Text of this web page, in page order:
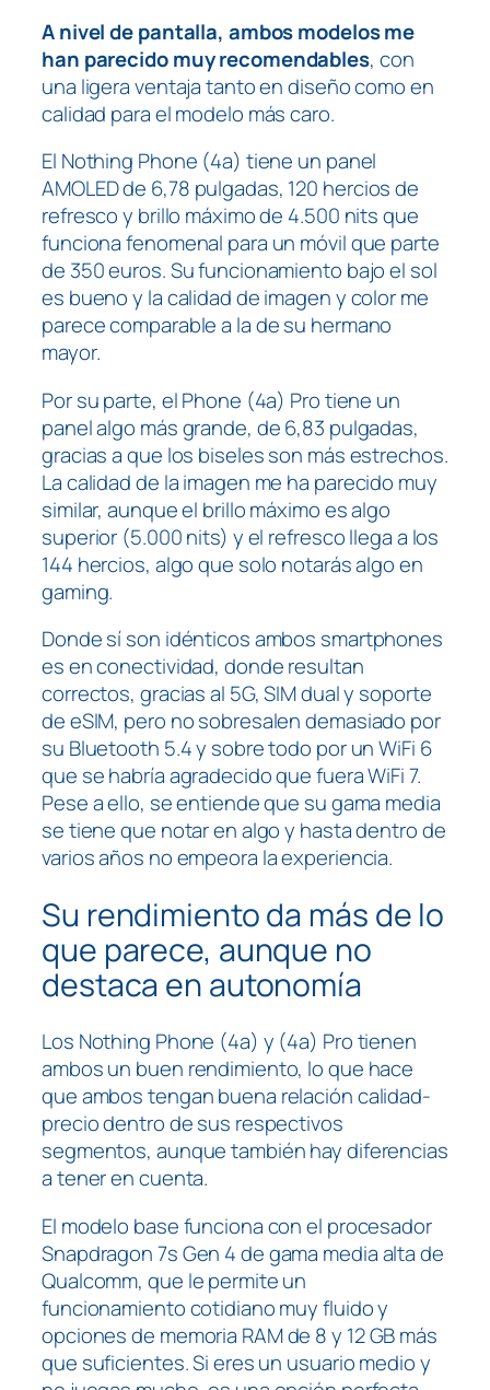
A nivel de pantalla, ambos modelos me
han parecido muy recomendables, con
una ligera ventaja tanto en diseño como en
calidad para el modelo más caro.
El Nothing Phone (4a) tiene un panel
AMOLED de 6,78 pulgadas, 120 hercios de
refresco y brillo máximo de 4.500 nits que
funciona fenomenal para un móvil que parte
de 350 euros. Su funcionamiento bajo el sol
es bueno y la calidad de imagen y color me
parece comparable a la de su hermano
mayor.
Por su parte, el Phone (4a) Pro tiene un
panel algo más grande, de 6,83 pulgadas,
gracias a que los biseles son más estrechos.
La calidad de la imagen me ha parecido muy
similar, aunque el brillo máximo es algo
superior (5.000 nits) y el refresco llega a los
144 hercios, algo que solo notarás algo en
gaming.
Donde sí son idénticos ambos smartphones
es en conectividad, donde resultan
correctos, gracias al 5G, SIM dual y soporte
de eSIM, pero no sobresalen demasiado por
su Bluetooth 5.4 y sobre todo por un WiFi 6
que se habría agradecido que fuera WiFi 7.
Pese a ello, se entiende que su gama media
se tiene que notar en algo y hasta dentro de
varios años no empeora la experiencia.
Su rendimiento da más de lo
que parece, aunque no
destaca en autonomía
Los Nothing Phone (4a) y (4a) Pro tienen
ambos un buen rendimiento, lo que hace
que ambos tengan buena relación calidad-
precio dentro de sus respectivos
segmentos, aunque también hay diferencias
a tener en cuenta.
El modelo base funciona con el procesador
Snapdragon 7s Gen 4 de gama media alta de
Qualcomm, que le permite un
funcionamiento cotidiano muy fluido y
opciones de memoria RAM de 8 y 12 GB más
que suficientes. Si eres un usuario medio y